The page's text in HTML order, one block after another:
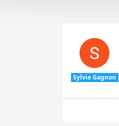
Sylvie Gagnon